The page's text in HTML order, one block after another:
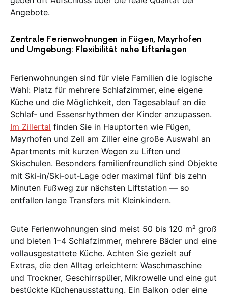
Angebote.
Zentrale Ferienwohnungen in Fügen, Mayrhofen
und Umgebung: Flexibilität nahe Liftanlagen
Ferienwohnungen sind für viele Familien die logische
Wahl: Platz für mehrere Schlafzimmer, eine eigene
Küche und die Möglichkeit, den Tagesablauf an die
Schlaf‑ und Essensrhythmen der Kinder anzupassen.
Im Zillertal finden Sie in Hauptorten wie Fügen,
Mayrhofen und Zell am Ziller eine große Auswahl an
Apartments mit kurzen Wegen zu Liften und
Skischulen. Besonders familienfreundlich sind Objekte
mit Ski‑in/Ski‑out‑Lage oder maximal fünf bis zehn
Minuten Fußweg zur nächsten Liftstation — so
entfallen lange Transfers mit Kleinkindern.
Gute Ferienwohnungen sind meist 50 bis 120 m² groß
und bieten 1–4 Schlafzimmer, mehrere Bäder und eine
vollausgestattete Küche. Achten Sie gezielt auf
Extras, die den Alltag erleichtern: Waschmaschine
und Trockner, Geschirrspüler, Mikrowelle und eine gut
bestückte Küchenausstattung. Ein Balkon oder eine